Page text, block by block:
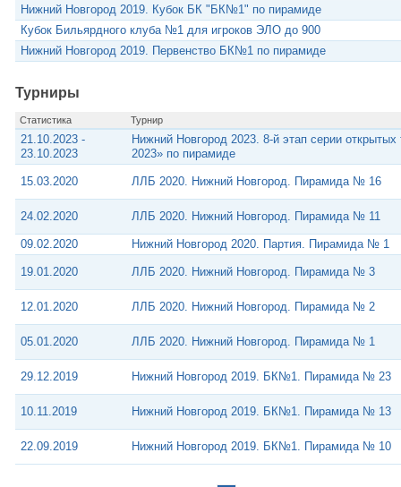
Нижний Новгород 2019. Кубок БК "БК№1" по пирамиде
Кубок Бильярдного клуба №1 для игроков ЭЛО до 900
Нижний Новгород 2019. Первенство БК№1 по пирамиде
Турниры
Статистика Турнир
21.10.2023 -
23.10.2023
Нижний Новгород 2023. 8-й этап серии
2023» по пирамиде
15.03.2020 ЛЛБ 2020. Нижний Новгород. Пирамида № 16
24.02.2020 ЛЛБ 2020. Нижний Новгород. Пирамида № 11
09.02.2020 Нижний Новгород 2020. Партия. Пирамида № 1
19.01.2020 ЛЛБ 2020. Нижний Новгород. Пирамида № 3
12.01.2020 ЛЛБ 2020. Нижний Новгород. Пирамида № 2
05.01.2020 ЛЛБ 2020. Нижний Новгород. Пирамида № 1
29.12.2019 Нижний Новгород 2019. БК№1. Пирамида № 23
10.11.2019 Нижний Новгород 2019. БК№1. Пирамида № 13
22.09.2019 Нижний Новгород 2019. БК№1. Пирамида № 10